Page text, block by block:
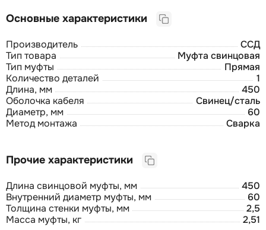
Основные характеристики
Производитель
ССД
Тип товара
Муфта свинцовая
Тип муфты
Прямая
Количество деталей
1
Длина, мм
450
Оболочка кабеля
Свинец/сталь
Диаметр, мм
60
Метод монтажа
Сварка
Прочие характеристики
Длина свинцовой муфты, мм
450
Внутренний диаметр муфты, мм
60
Толщина стенки муфты, мм
2,5
Масса муфты, кг
2,51